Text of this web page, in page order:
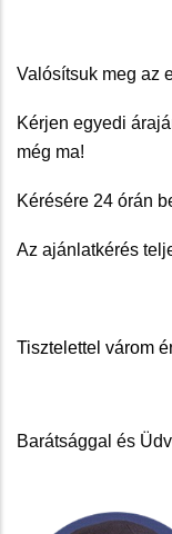
Valósítsuk meg az
Kérjen egyedi
még ma!
Kérésére 24 órán
Az ajánlatkérés
Tisztelettel várom
Barátsággal és